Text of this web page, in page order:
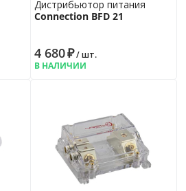
Дистрибьютор питания
Connection BFD 21
4 680₽/ шт.
В НАЛИЧИИ